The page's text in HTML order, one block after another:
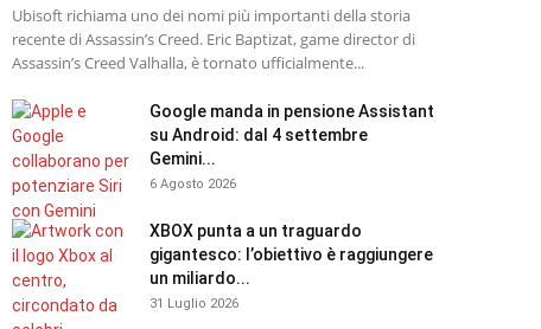
Ubisoft richiama uno dei nomi più importanti della storia
recente di Assassin’s Creed. Eric Baptizat, game director di
Assassin’s Creed Valhalla, è tornato ufficialmente...
Google manda in pensione Assistant
su Android: dal 4 settembre
Gemini...
6 Agosto 2026
XBOX punta a un traguardo
gigantesco: l’obiettivo è raggiungere
un miliardo...
31 Luglio 2026